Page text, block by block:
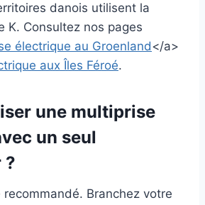
danois utilisent la
K. Consultez nos pages
électrique au Groenland</a>
aux Îles Féroé.
une multiprise
un seul
?
recommandé. Branchez votre